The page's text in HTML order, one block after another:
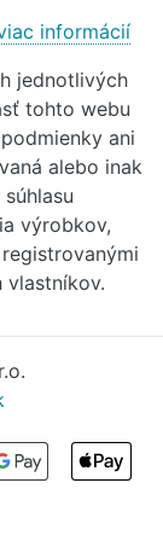
informácií
jednotlivých
tohto webu
ani
alebo inak
výrobkov,
vlastníkov.